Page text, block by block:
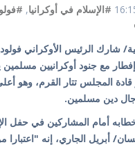
#الإسلام في أوكرانيا,
شارك الرئيس الأوكراني
مع جنود أوكرانيين مسلمين
المجلس تتار القرم، وهو أعلى
دين مسلمين.
أمام المشاركين في حفل